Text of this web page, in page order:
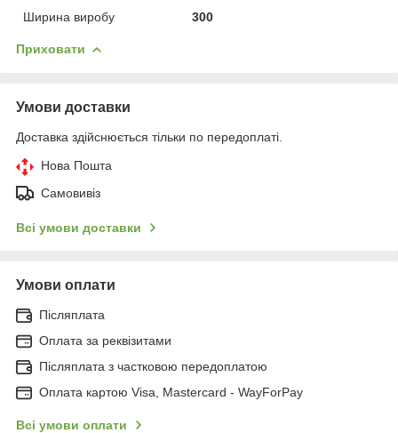
Ширина виробу
300
Приховати
Умови доставки
Доставка здійснюється тільки по передоплаті.
Нова Пошта
Самовивіз
Всі умови доставки
Умови оплати
Післяплата
Оплата за реквізитами
Післяплата з частковою передоплатою
Оплата картою Visa, Mastercard - WayForPay
Всі умови оплати